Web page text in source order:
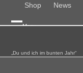
content
Shop News
Menu
mobile
mobile
„Du und ich im bunten Jahr“